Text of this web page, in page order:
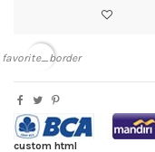
favorite_border
custom html